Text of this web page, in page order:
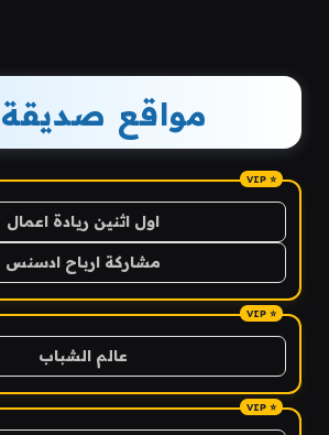
مواقع صديقة
اول اثنين ريادة اعمال
مشاركة ارباح ادسنس
عالم الشباب